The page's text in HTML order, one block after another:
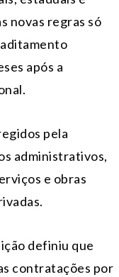
novas regras só
após a
pela
administrativos,
e obras
definiu que
contratações por